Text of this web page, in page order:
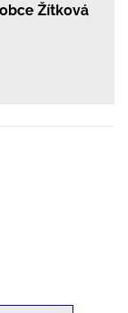
Žítková